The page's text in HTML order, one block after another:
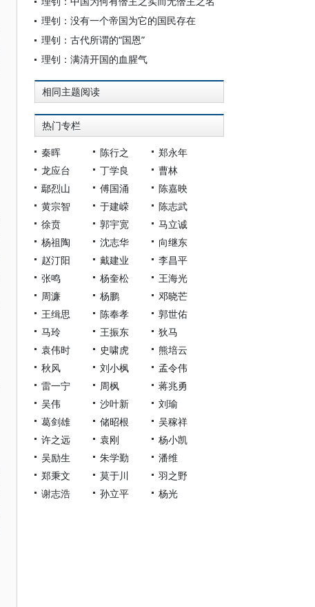
理钊：没有一个帝国为它的国民存在
理钊：古代所谓的“国恩”
理钊：满清开国的血腥气
相同主题阅读
热门专栏
秦晖 陈行之
郑永年
龙应台
丁学良
曹林
鄢烈山
傅国涌
陈嘉映
黄宗智
于建嵘
陈志武
徐贲
郭宇宽
马立诚
杨祖陶
沈志华
向继东
赵汀阳
戴建业
李昌平
张鸣
杨奎松
王海光
周濂
杨鹏
邓晓芒
王缉思
陈奉孝
郭世佑
马玲
王振东
狄马
袁伟时
史啸虎
熊培云
秋风
刘小枫
孟令伟
雷一宁
周枫
蒋兆勇
吴伟
沙叶新
刘瑜
葛剑雄
储昭根
吴稼祥
许之远
袁刚
杨小凯
吴励生
朱学勤
潘维
郑秉文
莫于川
羽之野
谢志浩
孙立平 杨光